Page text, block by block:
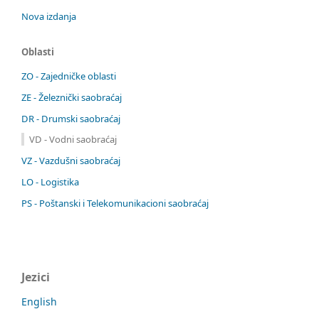
Nova izdanja
Oblasti
ZO - Zajedničke oblasti
ZE - Železnički saobraćaj
DR - Drumski saobraćaj
VD - Vodni saobraćaj
VZ - Vazdušni saobraćaj
LO - Logistika
PS - Poštanski i Telekomunikacioni saobraćaj
Jezici
English